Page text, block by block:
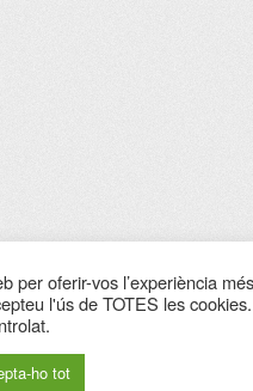
per oferir-vos l’experiència
l'ús de TOTES les
ho tot